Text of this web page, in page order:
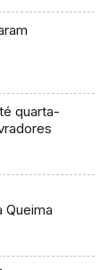
quarta-
Queima